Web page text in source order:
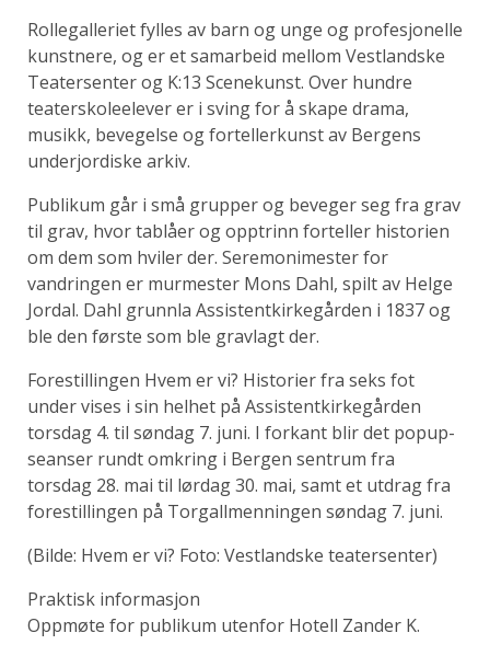
Rollegalleriet fylles av barn og unge og profesjonelle
kunstnere, og er et samarbeid mellom Vestlandske
Teatersenter og K:13 Scenekunst. Over hundre
teaterskoleelever er i sving for å skape drama,
musikk, bevegelse og fortellerkunst av Bergens
underjordiske arkiv.
Publikum går i små grupper og beveger seg fra grav
til grav, hvor tablåer og opptrinn forteller historien
om dem som hviler der. Seremonimester for
vandringen er murmester Mons Dahl, spilt av Helge
Jordal. Dahl grunnla Assistentkirkegården i 1837 og
ble den første som ble gravlagt der.
Forestillingen Hvem er vi? Historier fra seks fot
under vises i sin helhet på Assistentkirkegården
torsdag 4. til søndag 7. juni. I forkant blir det popup-
seanser rundt omkring i Bergen sentrum fra
torsdag 28. mai til lørdag 30. mai, samt et utdrag fra
forestillingen på Torgallmenningen søndag 7. juni.
(Bilde: Hvem er vi? Foto: Vestlandske teatersenter)
Praktisk informasjon
Oppmøte for publikum utenfor Hotell Zander K.